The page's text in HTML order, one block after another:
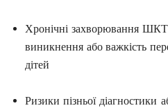
Хронічні захворювання ШКТ
виникнення або важкість
дітей
Ризики пізньої діагностики